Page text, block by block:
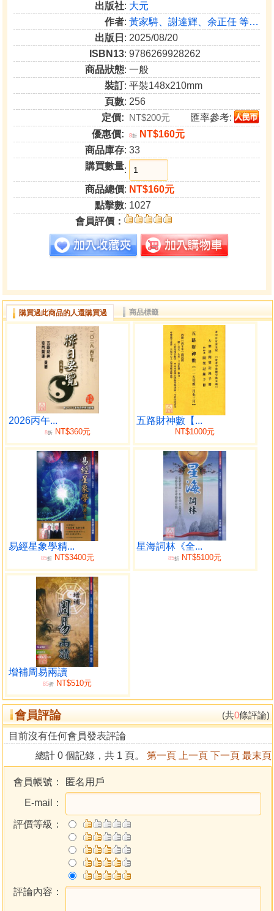
出版社: 大元
作者:黃家騁、謝達輝、余正任 等…
出版日 : 2025/08/20
ISBN13: 9786269928262
商品狀態: 一般
裝訂: 平裝148x210mm
頁數: 256
定價: NT$200元
匯率參考:
優惠價:
8折
NT$160元
商品庫存: 33
購買數量:
商品總價: NT$160元
點擊數: 1027
會員評價：
購買過此商品的人還購買過 商品標籤
2026丙午...
8折NT$360元
五路財神數【...
NT$1000元
易經星象學精...
85折NT$3400元
星海詞林《全...
85折 NT$5100元
增補周易兩讀
85折 NT$510元
會員評論 (共0條評論)
目前沒有任何會員發表評論
總計 0 個記錄，共 1 頁。 第一頁 上一頁 下一頁 最末頁
會員帳號：
匿名用戶
E-mail：
評價等級：
評論內容：